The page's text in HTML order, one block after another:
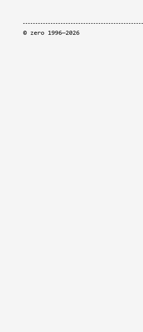
© zero 1996—2026